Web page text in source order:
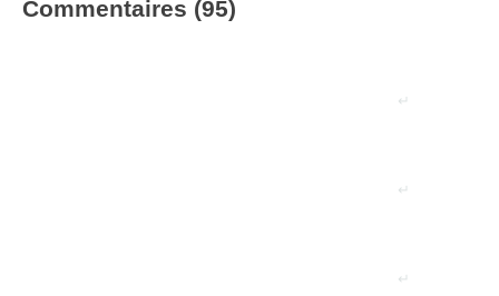
Commentaires (95)